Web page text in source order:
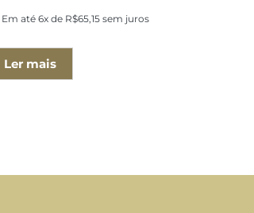
Em até 6x de R$65,15sem juros
Ler mais